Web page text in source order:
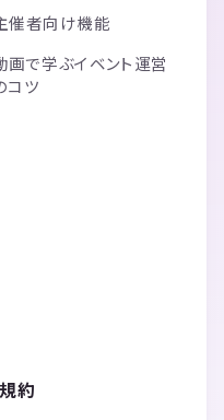
催者向け機能
画で学ぶイベント運営
コツ
規約